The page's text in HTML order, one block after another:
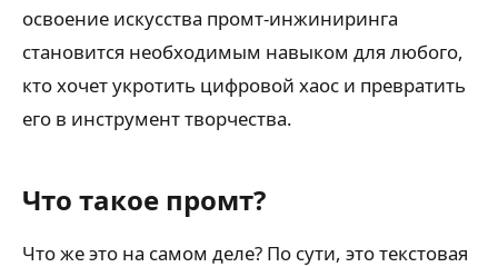
освоение искусства промт-инжиниринга
становится необходимым навыком для любого,
кто хочет укротить цифровой хаос и превратить
его в инструмент творчества.
Что такое промт?
Что же это на самом деле? По сути, это текстовая